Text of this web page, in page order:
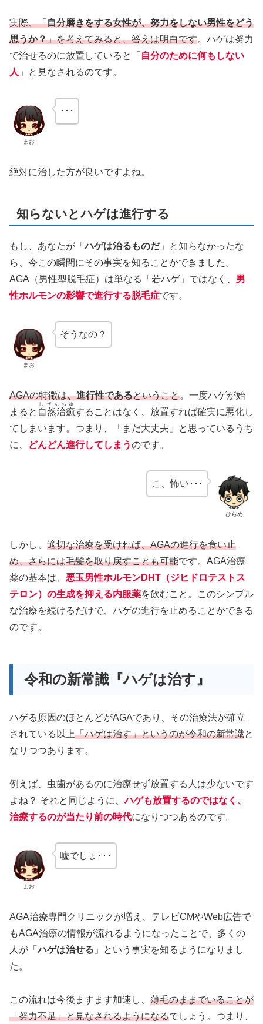
実際、「自分磨きをする女性が、努力をしない男性をどう
思うか？」を考えてみると、答えは明白です。ハゲは努力
で治せるのに放置していると「 自分のために何もしない
人 」と見なされるのです。
まお
･･･
絶対に治した方が良いですよね。
知らないとハゲは進行する
もし、あなたが「ハゲは治るものだ」と知らなかったな
ら、今この瞬間にその事実を知ることができました。
AGA（男性型脱毛症）は単なる「若ハゲ」ではなく、 男
性ホルモンの影響で進行する脱毛症です。
まお
そうなの？
AGAの特徴は、進行性であるということ。一度ハゲが始
まると 自然治癒
しぜんちゆ
することはなく、放置すれば確実に悪化し
てしまいます。つまり、「まだ大丈夫」と思っているうち
に、
どんどん進行してしまうのです。
ひらめ
こ、怖い･･･
しかし、 適切な治療を受ければ、AGAの進行を食い止
め、さらには毛髪を取り戻すことも可能です。AGA治療
薬の基本は、 悪玉男性ホルモンDHT（ジヒドロテストス
テロン）の生成を抑える内服薬を飲むこと。このシンプル
な治療を続けるだけで、ハゲの進行を止めることができる
のです。
令和の新常識『ハゲは治す』
ハゲる原因のほとんどがAGAであり、その治療法が確立
されている以上「ハゲは治す」というのが令和の新常識と
なりつつあります。
例えば、虫歯があるのに治療せず放置する人は少ないです
よね？ それと同じように、ハゲも放置するのではなく、
治療するのが当たり前の時代になりつつあるのです。
まお
嘘でしょ･･･
AGA治療専門クリニックが増え、テレビCMやWeb広告で
もAGA治療の情報が流れるようになったことで、多くの
人が「ハゲは治せる 」という事実を知るようになりまし
た。
この流れは今後ますます加速し、 薄毛のままでいることが
「努力不足」と見なされるようになるでしょう。つまり、